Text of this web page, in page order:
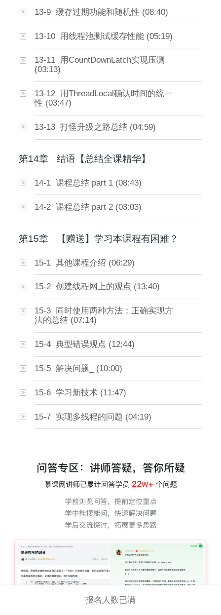
13-9 缓存过期功能和随机性 (08:40)
13-10 用线程池测试缓存性能 (05:19)
13-11 用CountDownLatch实现压测
(03:13)
13-12 用ThreadLocal确认时间的统一
性 (03:47)
13-13 打怪升级之路总结 (04:59)
第14章 结语【总结全课精华】
14-1 课程总结 part 1 (08:43)
14-2 课程总结 part 2 (03:03)
第15章 【赠送】学习本课程有困难？
15-1 其他课程介绍 (06:29)
15-2 创建线程网上的观点 (13:40)
15-3 同时使用两种方法；正确实现方
法的总结 (07:14)
15-4 典型错误观点 (12:44)
15-5 解决问题_ (10:00)
15-6 学习新技术 (11:47)
15-7 实现多线程的问题 (04:19)
报名人数已满